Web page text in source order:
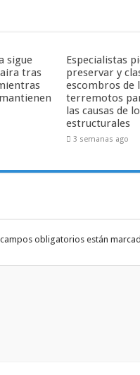
sigue
tras
Especialistas
preservar y
escombros de
terremotos
las causas de
estructurales
3 semanas ago
obligatorios están